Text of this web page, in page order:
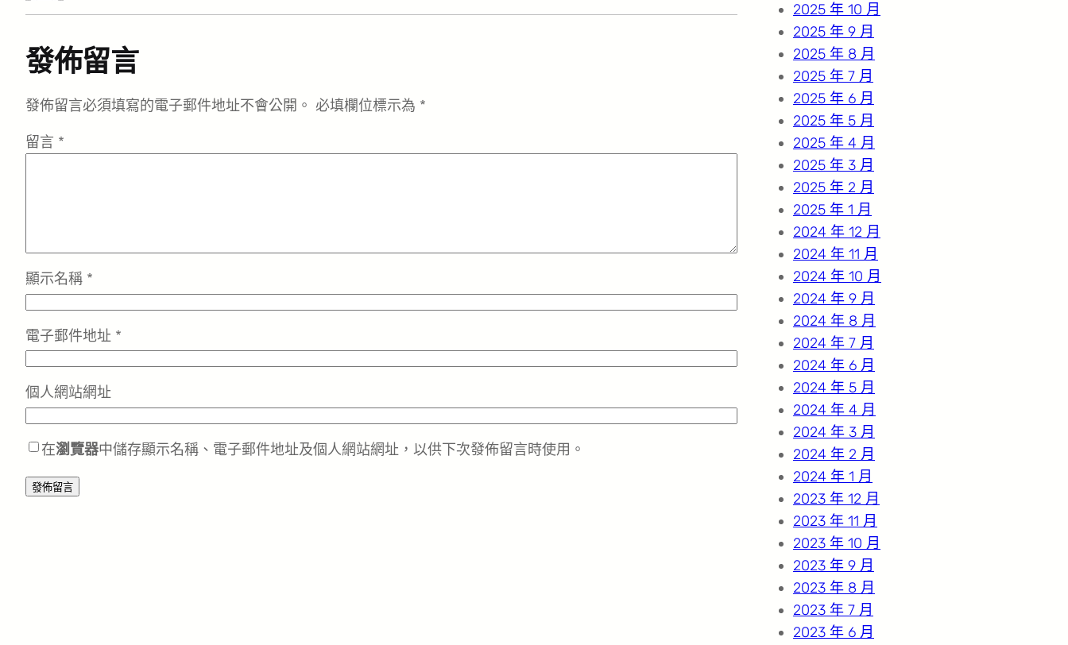
發佈留言
發佈留言必須填寫的電子郵件地址不會公開。 必填欄位標示為 *
留言 *
顯示名稱 *
電子郵件地址 *
個人網站網址
在瀏覽器中儲存顯示名稱、電子郵件地址及個人網站網址，以供下次發佈留言時使用。
2025 年 10 月
2025 年 9 月
2025 年 8 月
2025 年 7 月
2025 年 6 月
2025 年 5 月
2025 年 4 月
2025 年 3 月
2025 年 2 月
2025 年 1 月
2024 年 12 月
2024 年 11 月
2024 年 10 月
2024 年 9 月
2024 年 8 月
2024 年 7 月
2024 年 6 月
2024 年 5 月
2024 年 4 月
2024 年 3 月
2024 年 2 月
2024 年 1 月
2023 年 12 月
2023 年 11 月
2023 年 10 月
2023 年 9 月
2023 年 8 月
2023 年 7 月
2023 年 6 月